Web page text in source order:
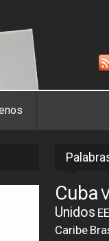
Cuba
Unidos
Caribe